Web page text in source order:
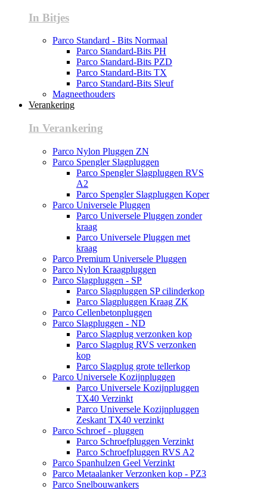
In Bitjes
Parco Standard - Bits Normaal
Parco Standard-Bits PH
Parco Standard-Bits PZD
Parco Standard-Bits TX
Parco Standard-Bits Sleuf
Magneethouders
Verankering
In Verankering
Parco Nylon Pluggen ZN
Parco Spengler Slagpluggen
Parco Spengler Slagpluggen RVS
A2
Parco Spengler Slagpluggen Koper
Parco Universele Pluggen
Parco Universele Pluggen zonder
kraag
Parco Universele Pluggen met
kraag
Parco Premium Universele Pluggen
Parco Nylon Kraagpluggen
Parco Slagpluggen - SP
Parco Slagpluggen SP cilinderkop
Parco Slagpluggen Kraag ZK
Parco Cellenbetonpluggen
Parco Slagpluggen - ND
Parco Slagplug verzonken kop
Parco Slagplug RVS verzonken
kop
Parco Slagplug grote tellerkop
Parco Universele Kozijnpluggen
Parco Universele Kozijnpluggen
TX40 Verzinkt
Parco Universele Kozijnpluggen
Zeskant TX40 verzinkt
Parco Schroef - pluggen
Parco Schroefpluggen Verzinkt
Parco Schroefpluggen RVS A2
Parco Spanhulzen Geel Verzinkt
Parco Metaalanker Verzonken kop - PZ3
Parco Snelbouwankers